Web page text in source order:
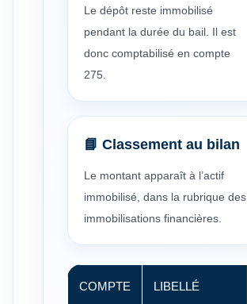
Le dépôt reste immobilisé
pendant la durée du bail. Il est
donc comptabilisé en compte
275.
📘 Classement au bilan
Le montant apparaît à l’actif
immobilisé, dans la rubrique des
immobilisations financières.
COMPTE LIBELLÉ